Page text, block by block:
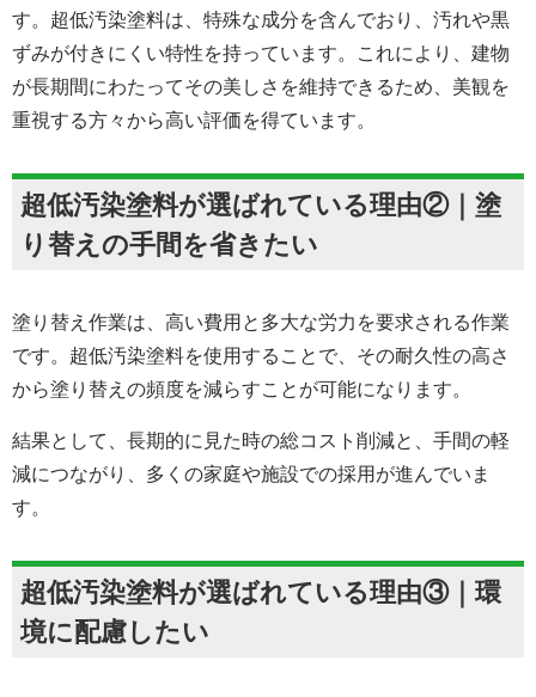
す。超低汚染塗料は、特殊な成分を含んでおり、汚れや黒
ずみが付きにくい特性を持っています。これにより、建物
が長期間にわたってその美しさを維持できるため、美観を
重視する方々から高い評価を得ています。
超低汚染塗料が選ばれている理由②｜塗
り替えの手間を省きたい
塗り替え作業は、高い費用と多大な労力を要求される作業
です。超低汚染塗料を使用することで、その耐久性の高さ
から塗り替えの頻度を減らすことが可能になります。
結果として、長期的に見た時の総コスト削減と、手間の軽
減につながり、多くの家庭や施設での採用が進んでいま
す。
超低汚染塗料が選ばれている理由③｜環
境に配慮したい